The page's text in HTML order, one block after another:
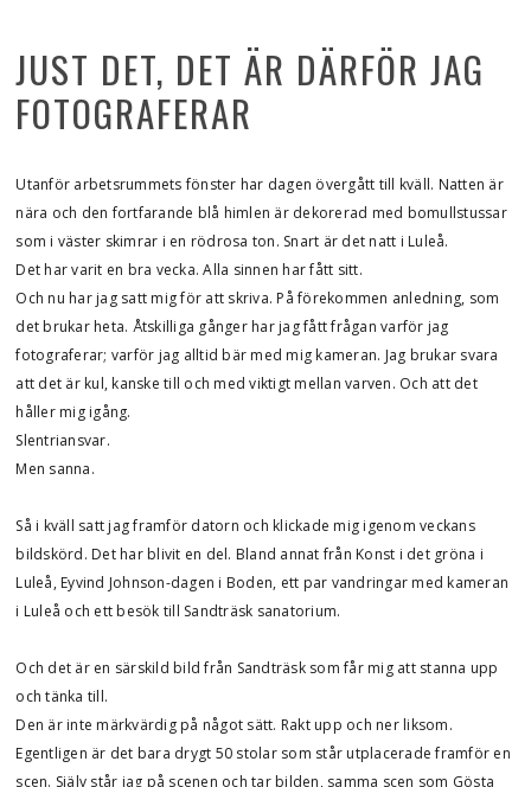
JUST DET, DET ÄR DÄRFÖR JAG
FOTOGRAFERAR
Utanför arbetsrummets fönster har dagen övergått till kväll. Natten är
nära och den fortfarande blå himlen är dekorerad med bomullstussar
som i väster skimrar i en rödrosa ton. Snart är det natt i Luleå.
Det har varit en bra vecka. Alla sinnen har fått sitt.
Och nu har jag satt mig för att skriva. På förekommen anledning, som
det brukar heta. Åtskilliga gånger har jag fått frågan varför jag
fotograferar; varför jag alltid bär med mig kameran. Jag brukar svara
att det är kul, kanske till och med viktigt mellan varven. Och att det
håller mig igång.
Slentriansvar.
Men sanna.
Så i kväll satt jag framför datorn och klickade mig igenom veckans
bildskörd. Det har blivit en del. Bland annat från Konst i det gröna i
Luleå, Eyvind Johnson-dagen i Boden, ett par vandringar med kameran
i Luleå och ett besök till Sandträsk sanatorium.
Och det är en särskild bild från Sandträsk som får mig att stanna upp
och tänka till.
Den är inte märkvärdig på något sätt. Rakt upp och ner liksom.
Egentligen är det bara drygt 50 stolar som står utplacerade framför en
scen. Själv står jag på scenen och tar bilden, samma scen som Gösta